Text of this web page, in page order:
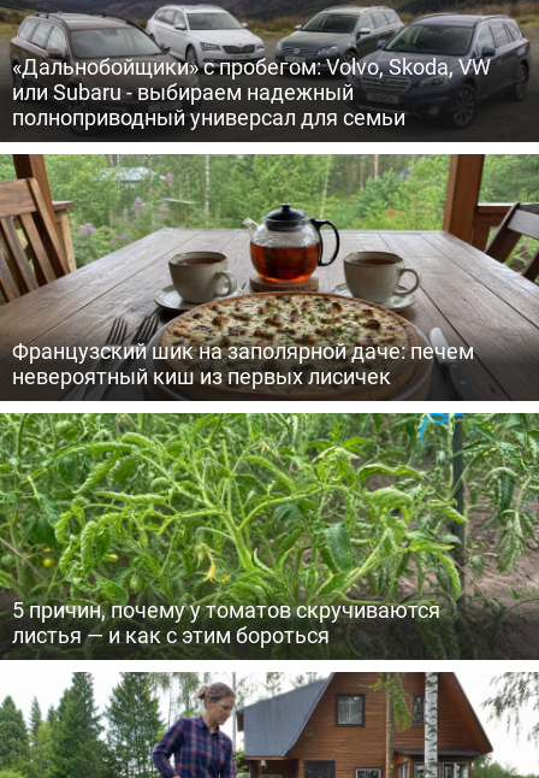
«Дальнобойщики» с пробегом: Volvo, Skoda, VW
или Subaru - выбираем надежный
полноприводный универсал для семьи
Французский шик на заполярной даче: печем
невероятный киш из первых лисичек
5 причин, почему у томатов скручиваются
листья — и как с этим бороться